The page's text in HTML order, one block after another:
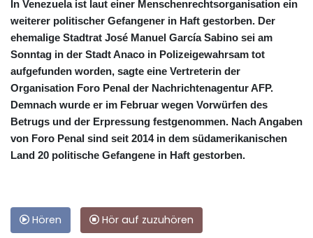
In Venezuela ist laut einer Menschenrechtsorganisation ein
weiterer politischer Gefangener in Haft gestorben. Der
ehemalige Stadtrat José Manuel García Sabino sei am
Sonntag in der Stadt Anaco in Polizeigewahrsam tot
aufgefunden worden, sagte eine Vertreterin der
Organisation Foro Penal der Nachrichtenagentur AFP.
Demnach wurde er im Februar wegen Vorwürfen des
Betrugs und der Erpressung festgenommen. Nach Angaben
von Foro Penal sind seit 2014 in dem südamerikanischen
Land 20 politische Gefangene in Haft gestorben.
Hören Hör auf zuzuhören